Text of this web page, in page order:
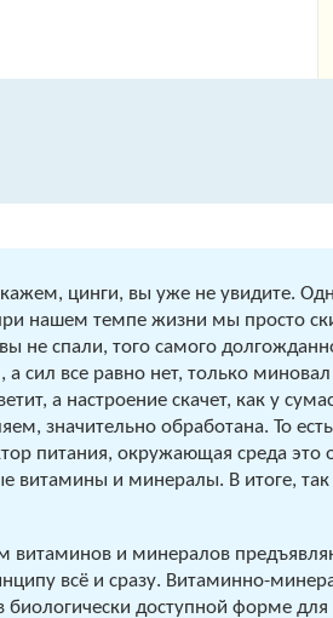
цинги, вы уже не увидите.
нашем темпе жизни мы просто
не спали, того самого
сил все равно нет, только
а настроение скачет, как у
значительно обработана. То есть
питания, окружающая среда это
витамины и минералы. В итоге,
и минералов
всё и сразу. Витаминно-
доступной форме для